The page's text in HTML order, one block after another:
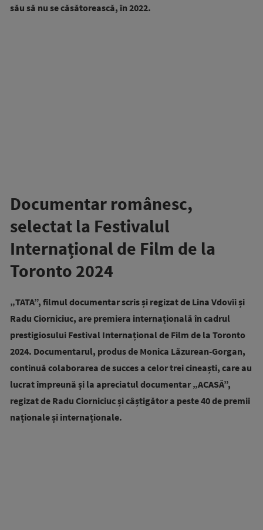
său să nu se căsătorească, în 2022.
Documentar românesc,
selectat la Festivalul
Internațional de Film de la
Toronto 2024
„TATA”, filmul documentar scris și regizat de Lina Vdovîi și
Radu Ciorniciuc, are premiera internațională în cadrul
prestigiosului Festival Internațional de Film de la Toronto
2024. Documentarul, produs de Monica Lăzurean-Gorgan,
continuă colaborarea de succes a celor trei cineaști, care au
lucrat împreună și la apreciatul documentar „ACASĂ”,
regizat de Radu Ciorniciuc și câștigător a peste 40 de premii
naționale și internaționale.